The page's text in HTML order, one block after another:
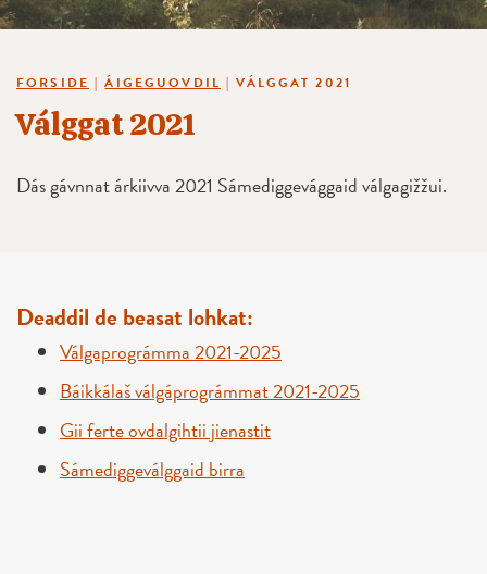
FORSIDE |ÁIGEGUOVDIL |VÁLGGAT 2021
Válggat 2021
Dás gávnnat árkiivva 2021 Sámediggevággaid válgagižžui.
Deaddil de beasat lohkat:
Válgaprográmma 2021-2025
Báikkálaš válgáprográmmat 2021-2025
Gii ferte ovdalgihtii jienastit
Sámediggeválggaid birra